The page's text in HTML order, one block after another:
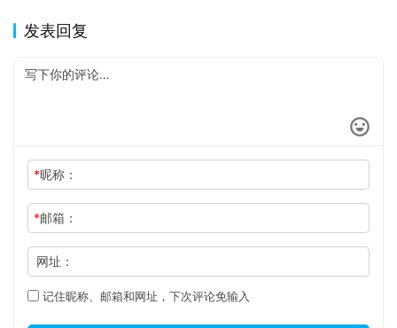
发表回复
*昵称：
*邮箱：
网址：
记住昵称、邮箱和网址，下次评论免输入